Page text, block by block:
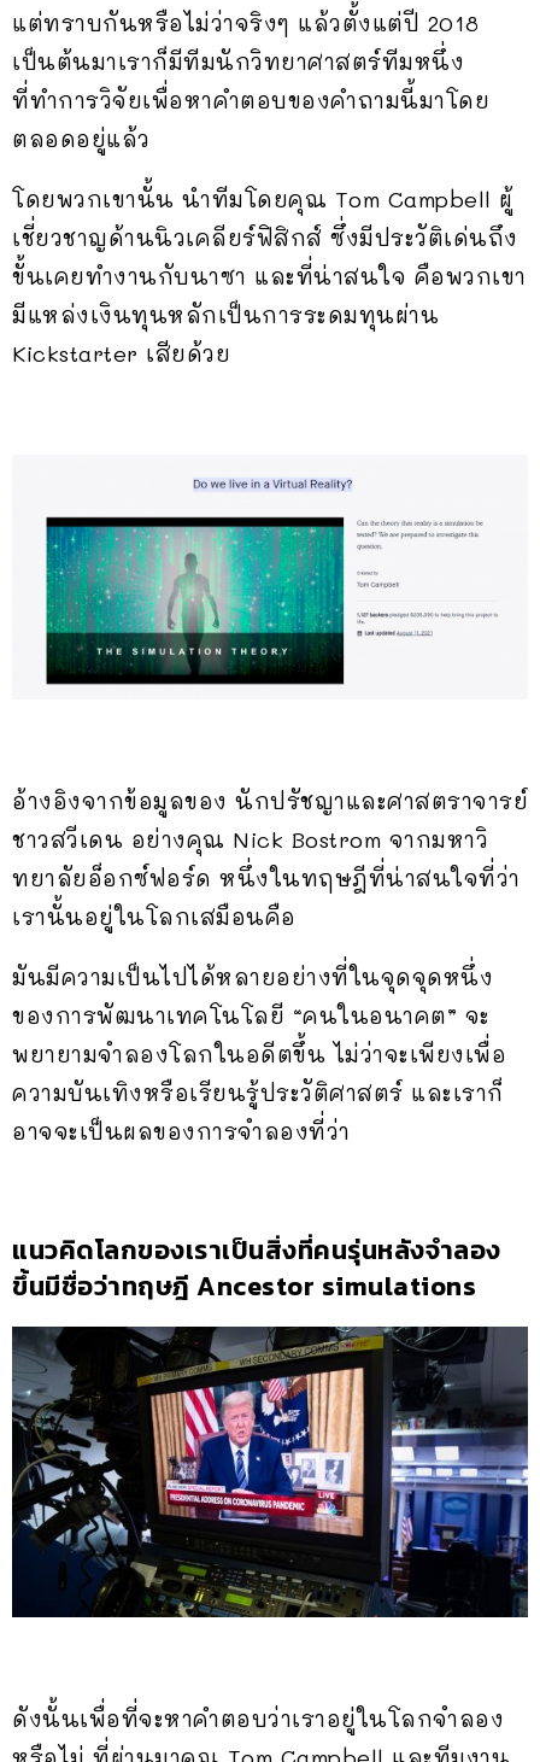
แต่ทราบกันหรือไม่ว่าจริงๆ แล้วตั้งแต่ปี 2018
เป็นต้นมาเราก็มีทีมนักวิทยาศาสตร์ทีมหนึ่ง
ที่ทำการวิจัยเพื่อหาคำตอบของคำถามนี้มาโดย
ตลอดอยู่แล้ว
โดยพวกเขานั้น นำทีมโดยคุณ Tom Campbell ผู้
เชี่ยวชาญด้านนิวเคลียร์ฟิสิกส์ ซึ่งมีประวัติเด่นถึง
ขั้นเคยทำงานกับนาซา และที่น่าสนใจ คือพวกเขา
มีแหล่งเงินทุนหลักเป็นการระดมทุนผ่าน
Kickstarter เสียด้วย
อ้างอิงจากข้อมูลของ นักปรัชญาและศาสตราจารย์
ชาวสวีเดน อย่างคุณ Nick Bostrom จากมหาวิ
ทยาลัยอ็อกซ์ฟอร์ด หนึ่งในทฤษฎีที่น่าสนใจที่ว่า
เรานั้นอยู่ในโลกเสมือนคือ
มันมีความเป็นไปได้หลายอย่างที่ในจุดจุดหนึ่ง
ของการพัฒนาเทคโนโลยี “คนในอนาคต” จะ
พยายามจำลองโลกในอดีตขึ้น ไม่ว่าจะเพียงเพื่อ
ความบันเทิงหรือเรียนรู้ประวัติศาสตร์ และเราก็
อาจจะเป็นผลของการจำลองที่ว่า
แนวคิดโลกของเราเป็นสิ่งที่คนรุ่นหลังจำลอง
ขึ้นมีชื่อว่าทฤษฎี Ancestor simulations
ดังนั้นเพื่อที่จะหาคำตอบว่าเราอยู่ในโลกจำลอง